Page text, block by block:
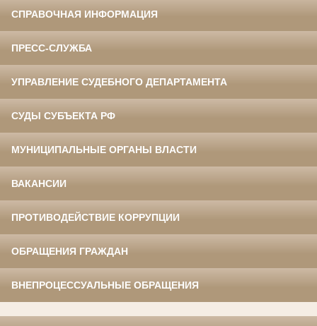
СПРАВОЧНАЯ ИНФОРМАЦИЯ
ПРЕСС-СЛУЖБА
УПРАВЛЕНИЕ СУДЕБНОГО ДЕПАРТАМЕНТА
СУДЫ СУБЪЕКТА РФ
МУНИЦИПАЛЬНЫЕ ОРГАНЫ ВЛАСТИ
ВАКАНСИИ
ПРОТИВОДЕЙСТВИЕ КОРРУПЦИИ
ОБРАЩЕНИЯ ГРАЖДАН
ВНЕПРОЦЕССУАЛЬНЫЕ ОБРАЩЕНИЯ